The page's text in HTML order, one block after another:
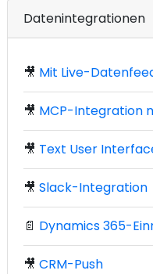
Datenintegrationen
🎥 Mit Live-
🎥 MCP-Integration
🎥 Text User
🎥 Slack-Integration
📄 Dynamics 365-
🎥 CRM-Push